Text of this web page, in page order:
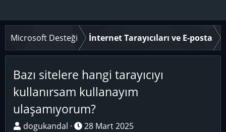
Microsoft Desteği İnternet Tarayıcıları ve E-posta
Bazı sitelere hangi tarayıcıyı
kullanırsam kullanayım
ulaşamıyorum?
K
dogukandal
B
28 Mart 2025